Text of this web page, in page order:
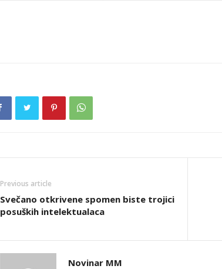
Previous article
Svečano otkrivene spomen biste trojici
posuških intelektualaca
Novinar MM